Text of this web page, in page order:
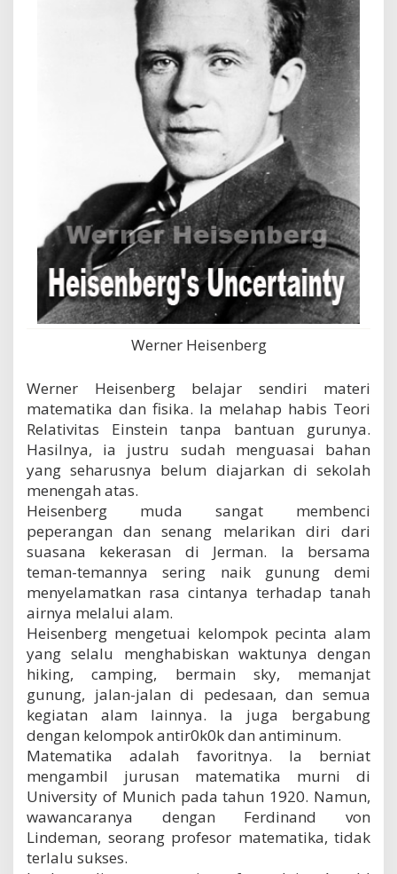
Werner Heisenberg
Werner Heisenberg belajar sendiri materi
matematika dan fisika. Ia melahap habis Teori
Relativitas Einstein tanpa bantuan gurunya.
Hasilnya, ia justru sudah menguasai bahan
yang seharusnya belum diajarkan di sekolah
menengah atas.
Heisenberg muda sangat membenci
peperangan dan senang melarikan diri dari
suasana kekerasan di Jerman. Ia bersama
teman-temannya sering naik gunung demi
menyelamatkan rasa cintanya terhadap tanah
airnya melalui alam.
Heisenberg mengetuai kelompok pecinta alam
yang selalu menghabiskan waktunya dengan
hiking, camping, bermain sky, memanjat
gunung, jalan-jalan di pedesaan, dan semua
kegiatan alam lainnya. Ia juga bergabung
dengan kelompok antir0k0k dan antiminum.
Matematika adalah favoritnya. Ia berniat
mengambil jurusan matematika murni di
University of Munich pada tahun 1920. Namun,
wawancaranya dengan Ferdinand von
Lindeman, seorang profesor matematika, tidak
terlalu sukses.